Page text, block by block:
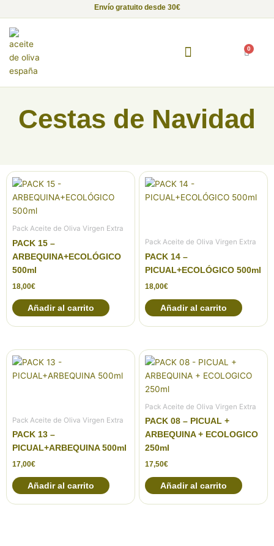
al
contenido
0
Carrito
Envío gratuito desde 30€
Cestas de Navidad
Pack Aceite de Oliva Virgen Extra
PACK 15 –
ARBEQUINA+ECOLÓGICO
500ml
18,00€
Añadir al carrito
Pack Aceite de Oliva Virgen Extra
PACK 14 –
PICUAL+ECOLÓGICO 500ml
18,00€
Añadir al carrito
Pack Aceite de Oliva Virgen Extra
PACK 13 –
PICUAL+ARBEQUINA 500ml
17,00€
Añadir al carrito
Pack Aceite de Oliva Virgen Extra
PACK 08 – PICUAL +
ARBEQUINA + ECOLOGICO
250ml
17,50€
Añadir al carrito